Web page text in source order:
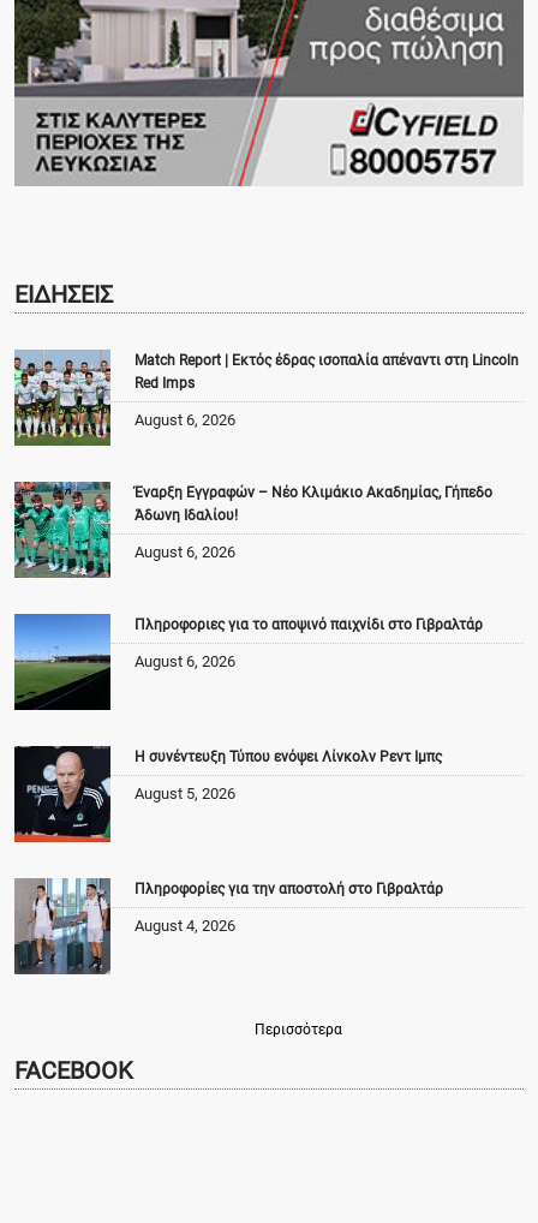
ΕΙΔΗΣΕΙΣ
Match Report | Εκτός έδρας ισοπαλία απέναντι στη Lincoln
Red Imps
August 6, 2026
Έναρξη Εγγραφών – Νέο Κλιμάκιο Ακαδημίας, Γήπεδο
Άδωνη Ιδαλίου!
August 6, 2026
Πληροφοριες για το αποψινό παιχνίδι στο Γιβραλτάρ
August 6, 2026
Η συνέντευξη Τύπου ενόψει Λίνκολν Ρεντ Ιμπς
August 5, 2026
Πληροφορίες για την αποστολή στο Γιβραλτάρ
August 4, 2026
Περισσότερα
FACEBOOK